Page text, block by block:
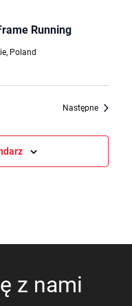
Running
Poland
Następne
z nami